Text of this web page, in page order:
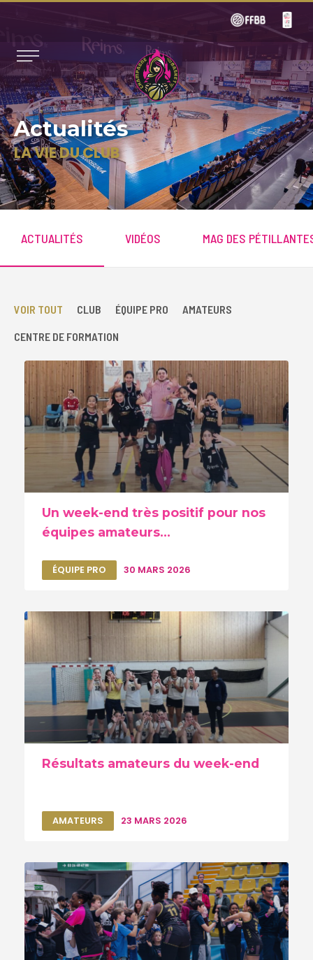
Actualités
LA VIE DU CLUB
ACTUALITÉS VIDÉOS MAG DES
VOIR TOUT CLUB ÉQUIPE PRO AMATEURS
CENTRE DE FORMATION
Un week-end très positif pour nos
équipes amateurs...
ÉQUIPE PRO 30 MARS 2026
Résultats amateurs du week-end
AMATEURS 23 MARS 2026